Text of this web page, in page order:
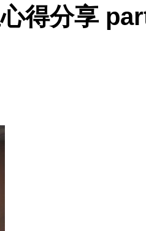
得分享